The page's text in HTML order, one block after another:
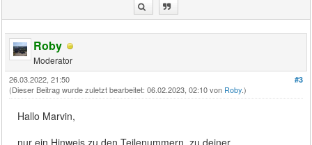
Roby
Moderator
#3
26.03.2022, 21:50
(Dieser Beitrag wurde zuletzt bearbeitet: 06.02.2023, 02:10 von Roby.)
Hallo Marvin,
nur ein Hinweis zu den Teilenummern, zu deiner